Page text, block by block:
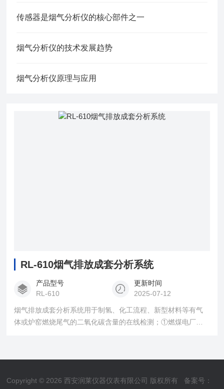
传感器是烟气分析仪的核心部件之一
烟气分析仪的技术发展趋势
​烟气分析仪原理与应用
RL-610烟气排放成套分析系统
产品型号
RL-610
更新时间
2025-07-12
烟气排放成套分析系统用于制氢、化工流程、新型材料等有气
体或炉窑燃烧尾气的二氧化碳含量的在线检测；①燃煤电厂排放
Copyright © 2026 西安润莱仪器仪表有限公司 版权所有 备案号：